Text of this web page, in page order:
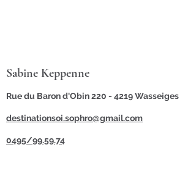
Sabine Keppenne
Rue du Baron d'Obin 220 - 4219 Wasseiges
destinationsoi.sophro@gmail.com
0495/99.59.74